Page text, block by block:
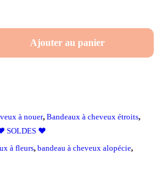
Ajouter au panier
à nouer, Bandeaux à cheveux étroits,
SOLDES ❤️
à fleurs, bandeau à cheveux alopécie,